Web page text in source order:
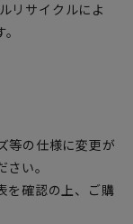
リサイクルによ
等の仕様に変更が
い。
を確認の上、ご購